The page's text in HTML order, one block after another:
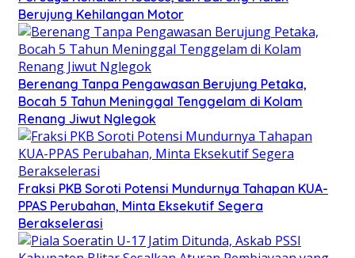
Berujung Kehilangan Motor
Berenang Tanpa Pengawasan Berujung Petaka,
Bocah 5 Tahun Meninggal Tenggelam di Kolam
Renang Jiwut Nglegok
Fraksi PKB Soroti Potensi Mundurnya Tahapan KUA-
PPAS Perubahan, Minta Eksekutif Segera
Berakselerasi